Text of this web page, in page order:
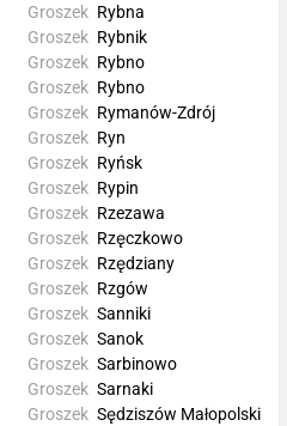
Groszek Rybna
Groszek Rybnik
Groszek Rybno
Groszek Rybno
Groszek Rymanów-Zdrój
Groszek Ryn
Groszek Ryńsk
Groszek Rypin
Groszek Rzezawa
Groszek Rzęczkowo
Groszek Rzędziany
Groszek Rzgów
Groszek Sanniki
Groszek Sanok
Groszek Sarbinowo
Groszek Sarnaki
Groszek Sędziszów Małopolski